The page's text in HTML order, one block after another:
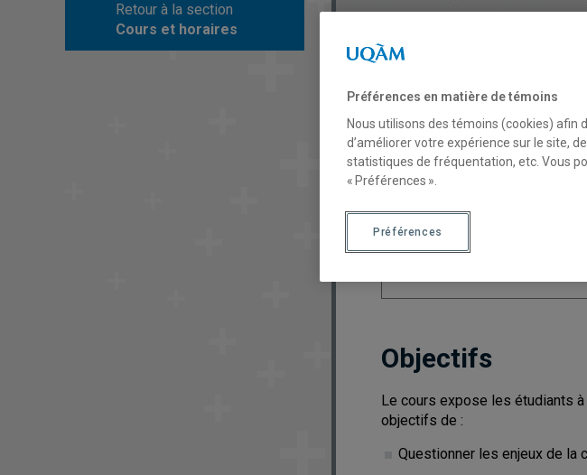
Retour à la section
Cours et horaires
Description
Nombre de crédits
Objectifs
Le cours expose les étudiants
objectifs de :
Questionner les enjeux de la
Préférences en matière de témoins
Nous utilisons des témoins (cookies)
d’améliorer votre expérience sur le site,
statistiques de fréquentation, etc. Vous
« Préférences ».
Préférences